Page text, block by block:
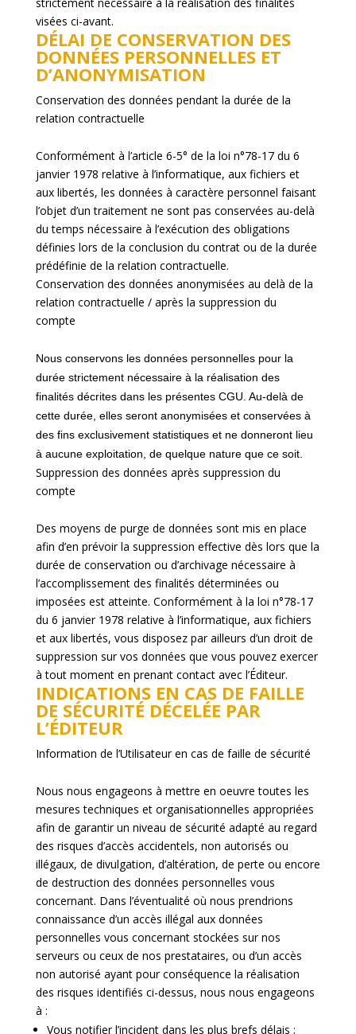
visées ci-avant.
DÉLAI DE CONSERVATION DES
DONNÉES PERSONNELLES ET
D’ANONYMISATION
Conservation des données pendant la durée de la
relation contractuelle
Conformément à l’article 6-5° de la loi n°78-17 du 6
janvier 1978 relative à l’informatique, aux fichiers et
aux libertés, les données à caractère personnel faisant
l’objet d’un traitement ne sont pas conservées au-delà
du temps nécessaire à l’exécution des obligations
définies lors de la conclusion du contrat ou de la durée
prédéfinie de la relation contractuelle.
Conservation des données anonymisées au delà de la
relation contractuelle / après la suppression du
compte
Nous conservons les données personnelles pour la
durée strictement nécessaire à la réalisation des
finalités décrites dans les présentes CGU. Au-delà de
cette durée, elles seront anonymisées et conservées à
des fins exclusivement statistiques et ne donneront lieu
à aucune exploitation, de quelque nature que ce soit.
Suppression des données après suppression du
compte
Des moyens de purge de données sont mis en place
afin d’en prévoir la suppression effective dès lors que la
durée de conservation ou d’archivage nécessaire à
l’accomplissement des finalités déterminées ou
imposées est atteinte. Conformément à la loi n°78-17
du 6 janvier 1978 relative à l’informatique, aux fichiers
et aux libertés, vous disposez par ailleurs d’un droit de
suppression sur vos données que vous pouvez exercer
à tout moment en prenant contact avec l’Éditeur.
INDICATIONS EN CAS DE FAILLE
DE SÉCURITÉ DÉCELÉE PAR
L’ÉDITEUR
Information de l’Utilisateur en cas de faille de sécurité
Nous nous engageons à mettre en oeuvre toutes les
mesures techniques et organisationnelles appropriées
afin de garantir un niveau de sécurité adapté au regard
des risques d’accès accidentels, non autorisés ou
illégaux, de divulgation, d’altération, de perte ou encore
de destruction des données personnelles vous
concernant. Dans l’éventualité où nous prendrions
connaissance d’un accès illégal aux données
personnelles vous concernant stockées sur nos
serveurs ou ceux de nos prestataires, ou d’un accès
non autorisé ayant pour conséquence la réalisation
des risques identifiés ci-dessus, nous nous engageons
à :
Vous notifier l’incident dans les plus brefs délais ;